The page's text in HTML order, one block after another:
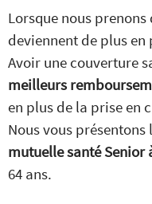
Lorsque nous prenons
deviennent de plus
Avoir une couverture
meilleurs
en plus de la prise en
Nous vous présentons
mutuelle santé Senior
64 ans.